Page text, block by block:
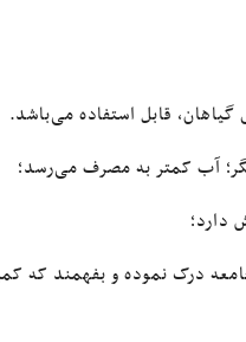
قابل استفاده می‌باشد.
آب کمتر به مصرف می‌رسد؛
درک نموده و بفهمند که